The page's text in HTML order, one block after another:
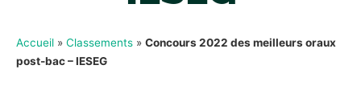
Accueil » Classements » Concours 2022 des meilleurs oraux
post-bac – IESEG